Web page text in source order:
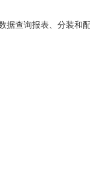
据查询报表、分装和